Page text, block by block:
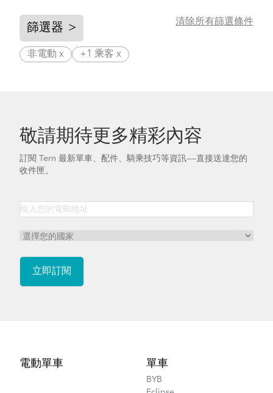
篩選器 > 清除所有篩選條件
非電動 x +1 乘客 x
敬請期待更多精彩內容
訂閱 Tern 最新單車、配件、騎乘技巧等資訊——直接送達您的
收件匣。
電動單車 單車
BYB